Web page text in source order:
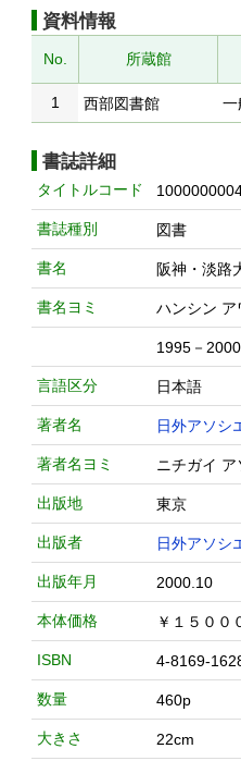
資料情報
No. 所蔵館
1 西部図書館 一
書誌詳細
タイトルコード
書誌種別 図書
書名 阪神・淡路
書名ヨミ ハンシン
1995－2000
言語区分 日本語
著者名 日外アソシ
著者名ヨミ ニチガイ
出版地 東京
出版者 日外アソシ
出版年月 2000.10
本体価格 ￥１５００
ISBN 4-8169-
数量 460p
大きさ 22cm